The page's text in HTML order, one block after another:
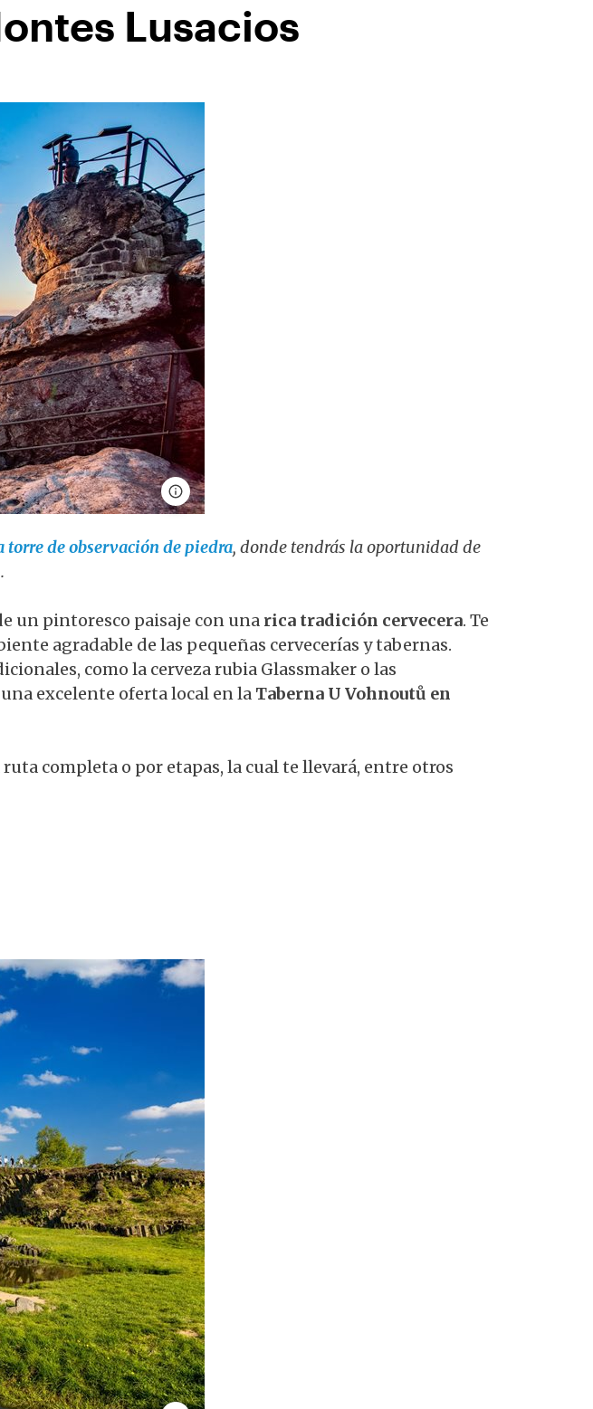
Lusacios
torre de observación de piedra, donde tendrás la oportunidad de
un pintoresco paisaje con una rica tradición cervecera. Te
agradable de las pequeñas cervecerías y tabernas.
como la cerveza rubia Glassmaker o las
excelente oferta local en la Taberna U Vohnoutů en
ruta completa o por etapas, la cual te llevará, entre otros